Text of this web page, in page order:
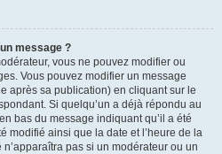
message ?
vous ne pouvez modifier ou
Vous pouvez modifier un message
après sa publication) en cliquant sur le
Si quelqu’un a déjà répondu au
bas du message indiquant qu’il a été
modifié ainsi que la date et l’heure de la
pas si un modérateur ou un